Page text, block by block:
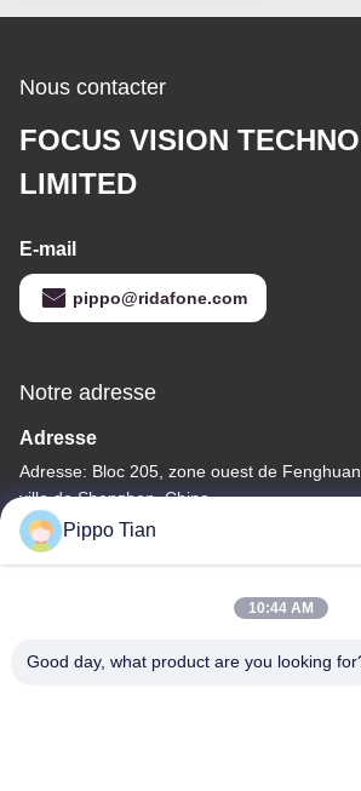
Nous contacter
FOCUS VISION
LIMITED
E-mail
pippo@ridafone.com
Notre adresse
Adresse
Adresse: Bloc 205, zone ouest de
ville de Shenzhen, Chine
Télégramme
Pippo Tian
10:44 AM
Good day, what product are you looking